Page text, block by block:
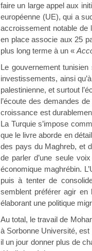
faire un large appel aux
européenne (UE), qui a
accroissement notable de
en place associe aux 25
plus long terme à un «
Le gouvernement
investissements, ainsi
palestinienne, et surtout
l’écoute des demandes
croissance est
La Turquie s’impose
que le livre aborde en
des pays du Maghreb, et
de parler d’une seule
économique maghrébin.
puis à tenter de
semblent préférer agir en
élaborant une politique
Au total, le travail de
à Sorbonne Université,
il un jour donner plus de